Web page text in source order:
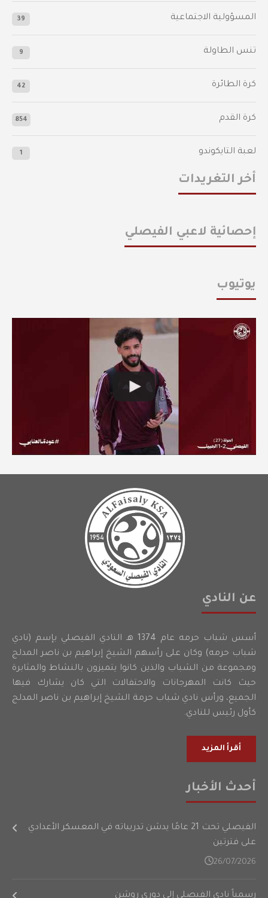
المسؤولية الاجتماعية 39
تنس الطاولة 9
كرة الطائرة 42
كرة القدم 854
لعبة التايكوندو 1
أخر التغريدات
إحصائية لاعبي الفيصلي
يوتيوب
عن النادي
أسس شباب حرمه عام 1374 هـ النادي الفيصلي بإسم (نادي
شباب حرمه) وكان على رأسهم الشيخ إبراهيم بن ناصر المدلج
ومجموعة من الشباب والذين كانوا يتميزون بالنشاط والمثابرة
حيث كانت المهرجانات والاحتفالات التي كان يشارك فيها
الجميع، ورأس نادي شباب حرمة الشيخ إبراهيم بن ناصر المدلج
كأول رئيس للنادي.
أقرأ المزيد
أحدث الأخبار
الفيصلي تحت 21 عامًا يدشن تدريباته في المعسكر الأعدادي
على فترتين
26/07/2026
رسمياً نادي الفيصلي إلى دوري روشن